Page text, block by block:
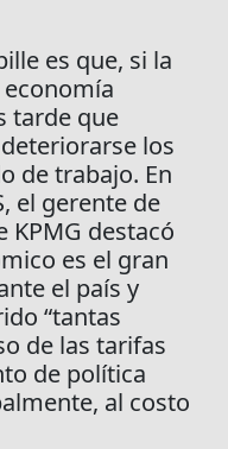
es que, si la
tarde que
los
de trabajo. En
el gerente de
destacó
es el gran
el país y
“tantas
de las tarifas
de política
al costo